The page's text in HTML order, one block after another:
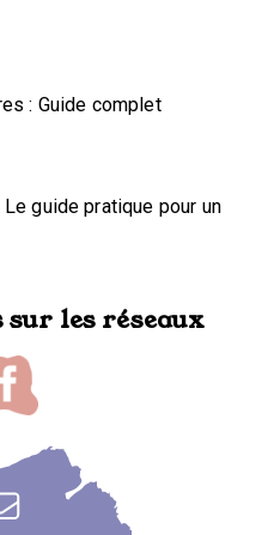
: Guide complet
Le guide pratique pour un
sur les réseaux